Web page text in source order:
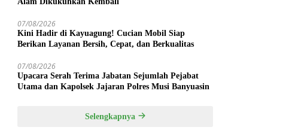
07/08/2026
Kini Hadir di Kayuagung! Cucian Mobil Siap
Berikan Layanan Bersih, Cepat, dan Berkualitas
07/08/2026
Upacara Serah Terima Jabatan Sejumlah Pejabat
Utama dan Kapolsek Jajaran Polres Musi Banyuasin
Selengkapnya